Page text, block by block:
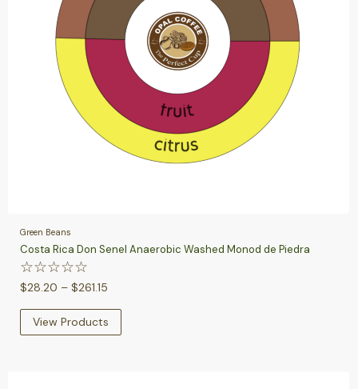
Green Beans
Costa Rica Don Senel Anaerobic Washed Monod de Piedra
☆☆☆☆☆
$28.20 – $261.15
View Products